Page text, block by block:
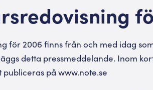
för 2006 finns från och med idag
detta pressmeddelande. Inom
på www.note.se